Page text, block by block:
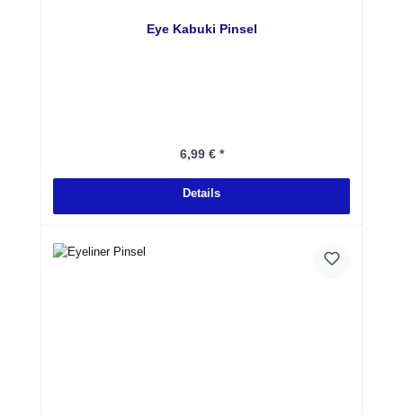
Eye Kabuki Pinsel
Regulärer Preis:
6,99 € *
Details